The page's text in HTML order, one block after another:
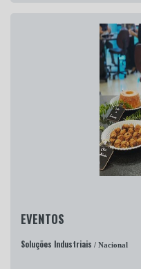
EVENTOS
Soluções Industriais / Nacional